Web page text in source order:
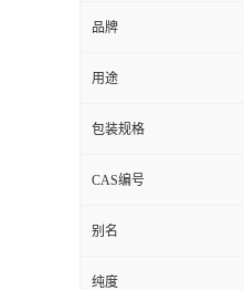
品牌
用途
包装规格
CAS编号
别名
纯度